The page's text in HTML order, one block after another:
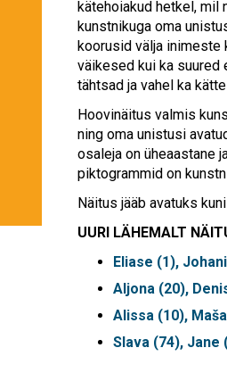
kätehoiakud hetkel,
kunstnikuga oma
koorusid välja inimeste
väikesed kui ka suured
tähtsad ja vahel ka
Hoovinäitus valmis
ning oma unistusi
osaleja on üheaastane
piktogrammid on
Näitus jääb avatuks
UURI LÄHEMALT
Eliase (1),
Aljona (20),
Alissa (10),
Slava (74), Jane